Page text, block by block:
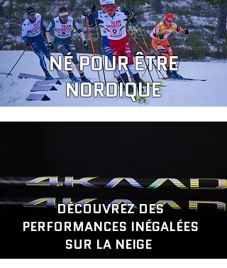
NÉ POUR ÊTRE
NORDIQUE
DÉCOUVREZ DES
PERFORMANCES INÉGALÉES
SUR LA NEIGE